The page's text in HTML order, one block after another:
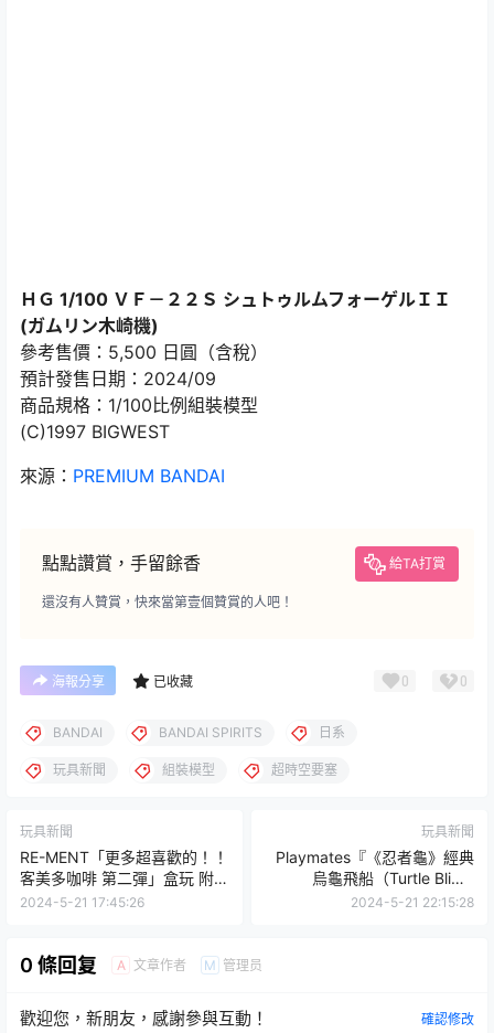
ＨＧ 1/100 ＶＦ－２２Ｓ シュトゥルムフォーゲルＩＩ
(ガムリン木崎機)
參考售價：5,500 日圓（含稅）
預計發售日期：2024/09
商品規格：1/100比例組裝模型
(C)1997 BIGWEST
來源： PREMIUM BANDAI
點點讚賞，手留餘香 給TA打賞
還沒有人贊賞，快來當第壹個贊賞的人吧！
海報分享 已收藏 0 0
BANDAI BANDAI SPIRITS 日系
玩具新聞 組裝模型 超時空要塞
玩具新聞
RE-MENT「更多超喜歡的！！
客美多咖啡 第二彈」盒玩 附上
可以放入精美餐點的展示櫃！
2024-5-21 17:45:26
玩具新聞
Playmates『《忍者龜》經典
烏龜飛船（Turtle Blimp
Vehicle）』載具模型，烏龜英
2024-5-21 22:15:28
0 條回复 A 文章作者 M 管理员
歡迎您，新朋友，感謝參與互動！ 確認修改